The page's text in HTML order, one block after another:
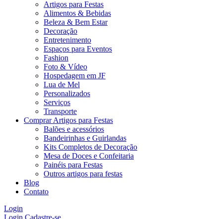
Artigos para Festas
Alimentos & Bebidas
Beleza & Bem Estar
Decoração
Entretenimento
Espaços para Eventos
Fashion
Foto & Vídeo
Hospedagem em JF
Lua de Mel
Personalizados
Serviços
Transporte
Comprar Artigos para Festas
Balões e acessórios
Bandeirinhas e Guirlandas
Kits Completos de Decoração
Mesa de Doces e Confeitaria
Painéis para Festas
Outros artigos para festas
Blog
Contato
Login